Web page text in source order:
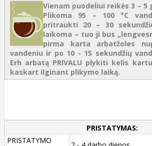
Vienam puodeliui reikės 3 – 5
Plikoma 95 – 100 °C
pritraukti 20 – 30
laikoma – tuo ji bus
pirma karta arbatžoles
vandeniu ir po 10 - 15 sekundžių
Erh arbatą PRIVALU plykiti kelis
kaskart ilginant plikymo laiką.
PRISTATYMAS:
PRISTATYMO